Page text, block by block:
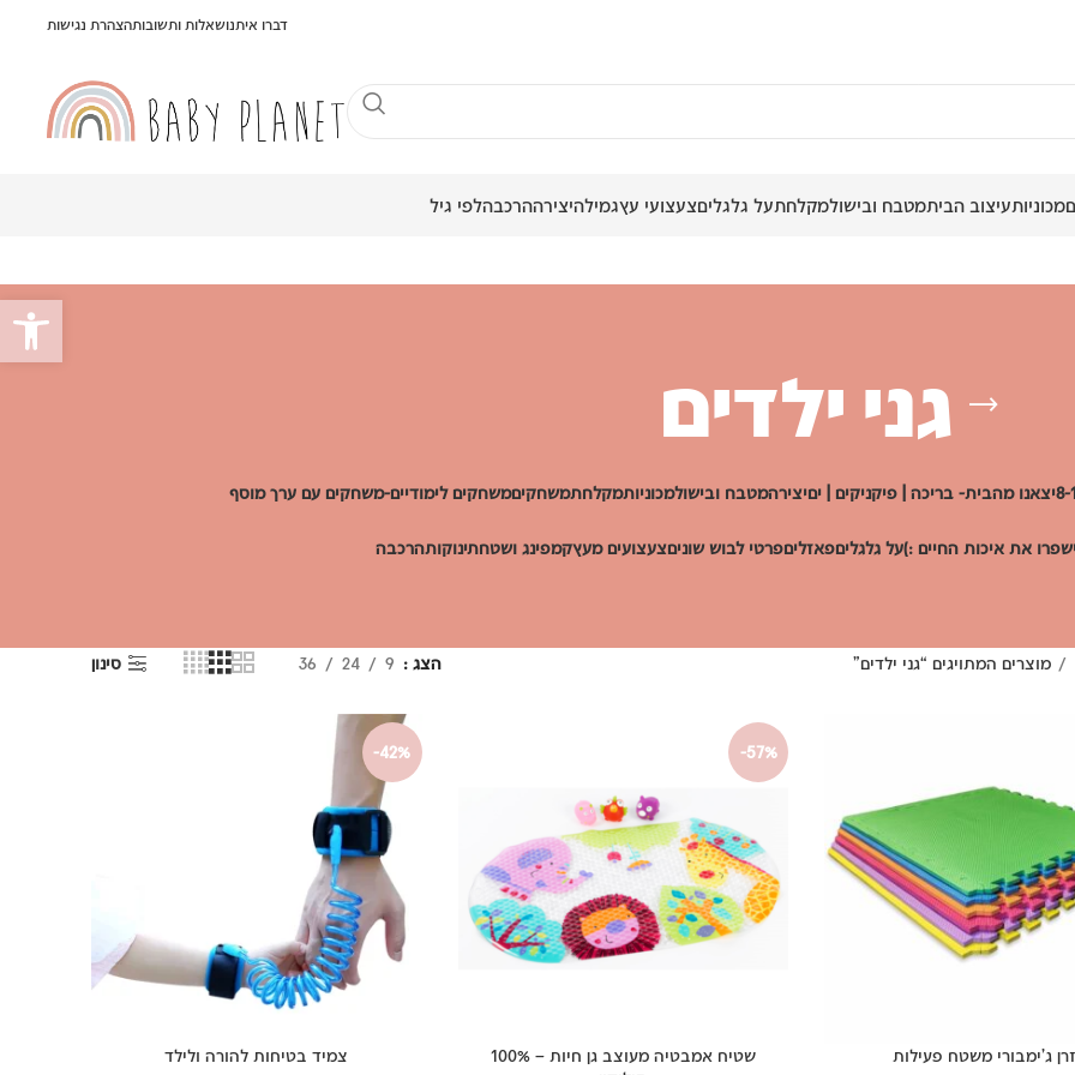
דברו איתנושאלות ותשובותהצהרת נגישות
מכוניותעיצוב הביתמטבח ובישולמקלחתעל גלגליםצעצועי עץגמילהיצירההרכבהלפי גיל
גני ילדים
יצאנו מהבית- בריכה | פיקניקים | יםיצירהמטבח ובישולמכוניותמקלחתמשחקיםמשחקים לימודיים-משחקים עם ערך מוסף
את איכות החיים :)על גלגליםפאזליםפרטי לבוש שוניםצעצועים מעץקמפינג ושטחתינוקותהרכבה
מוצרים המתויגים “גני ילדים” הצג 9
24
36 סינון
ג’ימבורי משטח פעילות
-57%
שטיח אמבטיה מעוצב גן חיות – 100%
-42%
צמיד בטיחות להורה ולילד
פתח